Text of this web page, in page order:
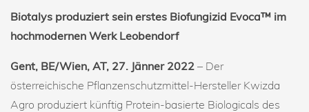
Biotalys produziert sein erstes Biofungizid Evoca™ im
hochmodernen Werk Leobendorf
Gent, BE/Wien, AT, 27. Jänner 2022 – Der
österreichische Pflanzenschutzmittel-Hersteller Kwizda
Agro produziert künftig Protein-basierte Biologicals des